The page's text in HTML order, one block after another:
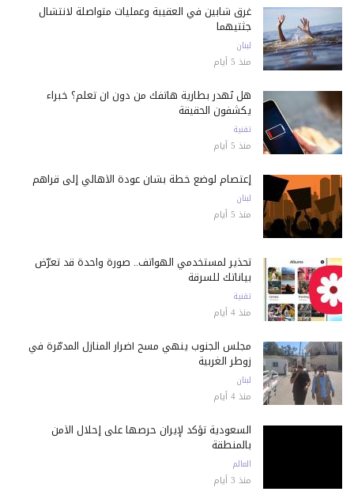
غرق شابين في العقيبة وعمليات متواصلة لانتشال
جثتيهما
لبنان
منذ 5 أيام
هل تُهدر بطارية هاتفك من دون أن تعلم؟ خبراء
يكشفون الحقيقة
تقنية
منذ 5 أيام
إعتصام لوضع خطة بشأن عودة الأهالي إلى قراهم
لبنان
منذ 5 أيام
تحذير لمستخدمي الهواتف.. صورة واحدة قد تعرّض
بياناتك للسرقة
تقنية
منذ 4 أيام
مجلس الجنوب ينهي مسح أضرار المنازل المدمّرة في
زوطر الغربية
لبنان
منذ 4 أيام
السعودية تؤكد لإيران حرصها على إحلال الأمن
بالمنطقة
العالم
منذ 3 أيام